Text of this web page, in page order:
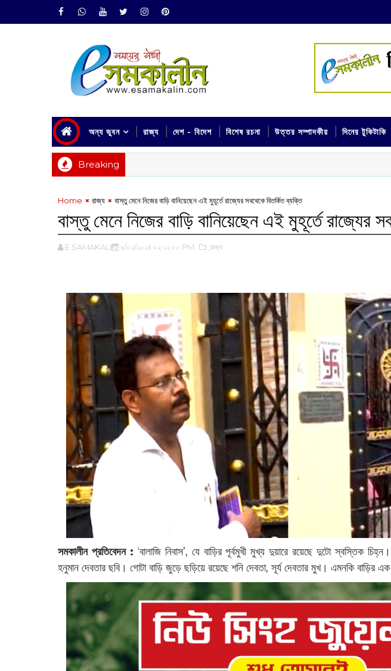
অন্য ভুবন রাজ্য দেশ - বিদেশ বিশেষ রচনা উত্তর সম্পাদকীয় দিনের টুকিটাকি
Breaking
Home রাজ্য বাস্তু মেনে নিজের বাড়ি বানিয়েছেন এই মুহূর্তে রাজ্যের সবথেকে বিতর্কিত ব্যক্তি
বাস্তু মেনে নিজের বাড়ি বানিয়েছেন এই মুহূর্তে রাজ্যের
E SAMAKALIN ৯/০২/২০২৪ ০২:২২:০০ PM ,রাজ্য
সমকালীন প্রতিবেদন : ‌‌‘বালাজি নিবাস’, যে বাড়ির পূর্বমুখী মুখ্য দুয়ারে রয়েছে দুটো স্বস্তিক
হনুমান দেবতার ছবি। গোটা বাড়ি জুড়ে ছড়িয়ে রয়েছে শনি দেবতা, সূর্য দেবতার মুখ। এমনকি বাড়ির এক